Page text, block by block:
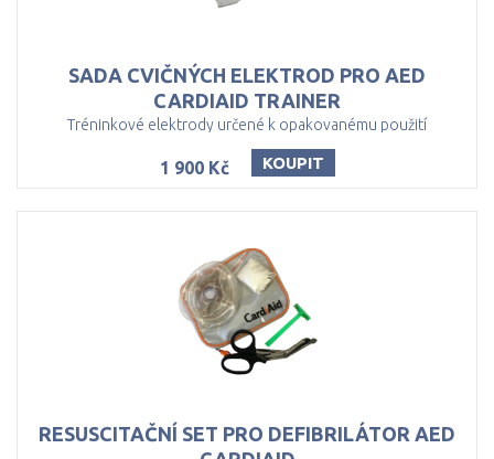
SADA CVIČNÝCH ELEKTROD PRO AED
CARDIAID TRAINER
Tréninkové elektrody určené k opakovanému použití
1 900 Kč KOUPIT
RESUSCITAČNÍ SET PRO DEFIBRILÁTOR AED